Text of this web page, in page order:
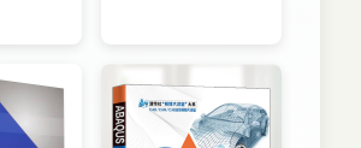
技术 53
Hadoop/HBase技术 55
据的共享技术 57